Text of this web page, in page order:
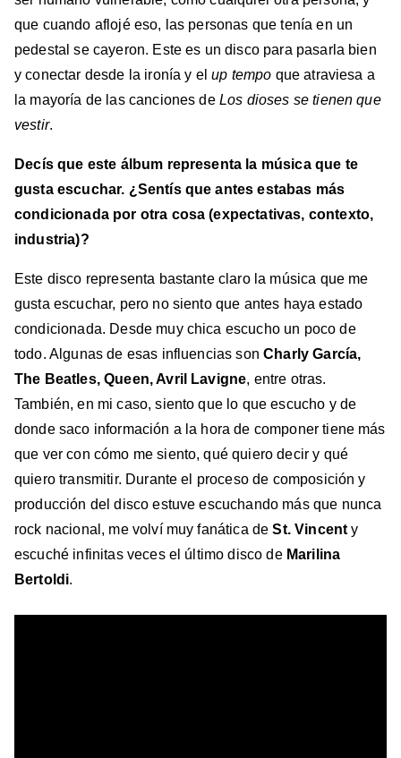
que cuando aflojé eso, las personas que tenía en un
pedestal se cayeron. Este es un disco para pasarla bien
y conectar desde la ironía y elup tempo que atraviesa a
la mayoría de las canciones de Los dioses se tienen que
vestir.
⁠Decís que este álbum representa la música que te
gusta escuchar. ¿Sentís que antes estabas más
condicionada por otra cosa (expectativas, contexto,
industria)?
Este disco representa bastante claro la música que me
gusta escuchar, pero no siento que antes haya estado
condicionada. Desde muy chica escucho un poco de
todo. Algunas de esas influencias sonCharly García,
The Beatles, Queen, Avril Lavigne, entre otras.
También, en mi caso, siento que lo que escucho y de
donde saco información a la hora de componer tiene más
que ver con cómo me siento, qué quiero decir y qué
quiero transmitir. Durante el proceso de composición y
producción del disco estuve escuchando más que nunca
rock nacional, me volví muy fanática deSt. Vincenty
escuché infinitas veces el último disco de Marilina
Bertoldi.